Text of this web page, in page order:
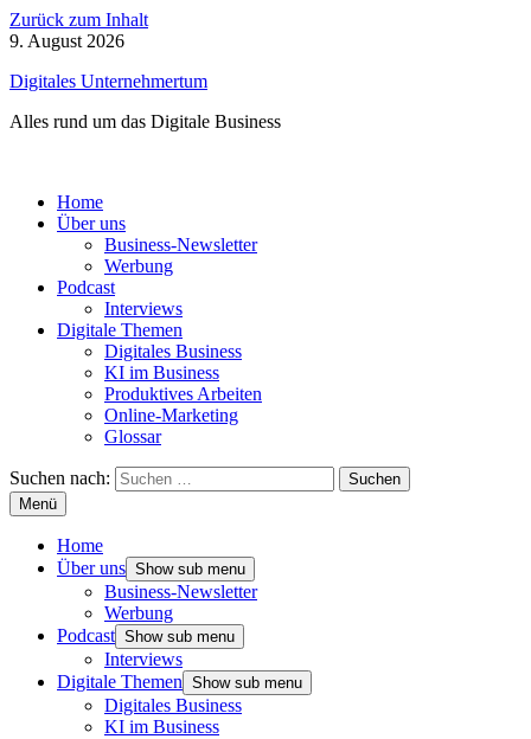
Zurück zum Inhalt
9. August 2026
Digitales Unternehmertum
Alles rund um das Digitale Business
Home
Über uns
Business-Newsletter
Werbung
Podcast
Interviews
Digitale Themen
Digitales Business
KI im Business
Produktives Arbeiten
Online-Marketing
Glossar
Suchen nach:
Menü
Home
Über uns Show sub menu
Business-Newsletter
Werbung
Podcast Show sub menu
Interviews
Digitale Themen Show sub menu
Digitales Business
KI im Business